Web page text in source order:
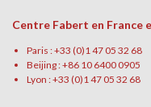
Centre Fabert en France
Paris : +33 (0)1 47 05 32 68
Beijing : +86 10 6400 0905
Lyon : +33 (0)1 47 05 32 68